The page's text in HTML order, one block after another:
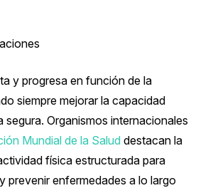
y progresa en función de la
siempre mejorar la capacidad
Organismos internacionales
Mundial de la Salud destacan la
física estructurada para
prevenir enfermedades a lo largo